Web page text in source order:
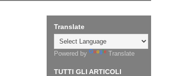
Translate
Powered by Translate
TUTTI GLI ARTICOLI